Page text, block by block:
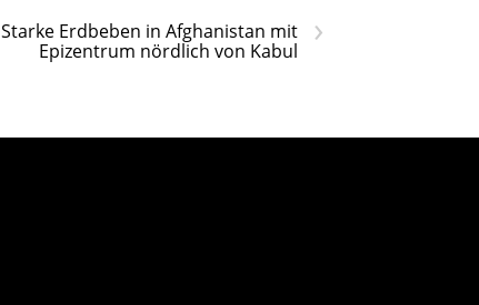
›
Starke Erdbeben in Afghanistan mit
Epizentrum nördlich von Kabul